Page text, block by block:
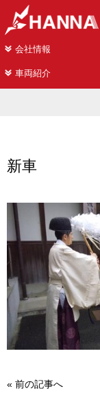
会社情報
車両紹介
新車
« 前の記事へ